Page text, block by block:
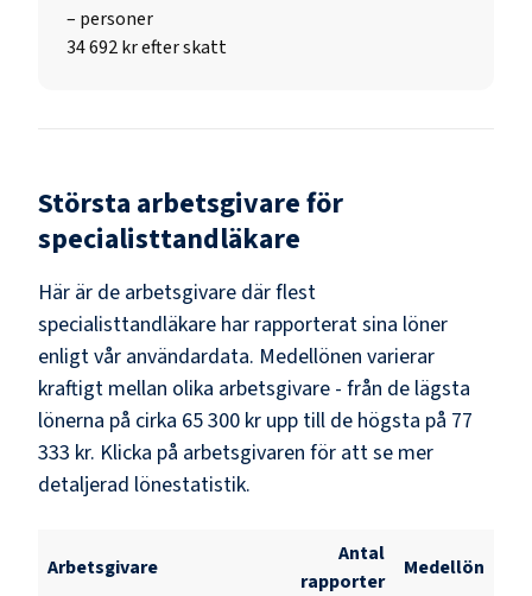
– personer
34 692 kr efter skatt
Största arbetsgivare för
specialisttandläkare
Här är de arbetsgivare där flest
specialisttandläkare har rapporterat sina löner
enligt vår användardata. Medellönen varierar
kraftigt mellan olika arbetsgivare - från de lägsta
lönerna på cirka 65 300 kr upp till de högsta på 77
333 kr. Klicka på arbetsgivaren för att se mer
detaljerad lönestatistik.
Arbetsgivare
Antal
rapporter
Medellön